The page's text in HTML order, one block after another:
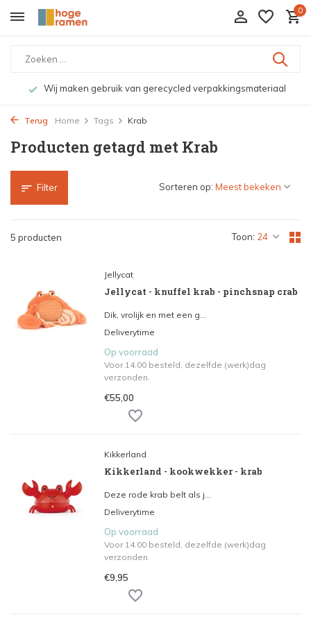
0
Wij maken gebruik van gerecycled verpakkingsmateriaal
Terug Home Tags Krab
Producten getagd met Krab
Filter
5 producten Toon:
Sorteren op:
Jellycat
Jellycat - knuffel krab - pinchsnap crab
Dik, vrolijk en met een g...
Deliverytime
Op voorraad
Voor 14.00 besteld, dezelfde (werk)dag
verzonden.
€55,00
Kikkerland
Kikkerland - kookwekker - krab
Deze rode krab belt als j...
Deliverytime
Op voorraad
Voor 14.00 besteld, dezelfde (werk)dag
verzonden.
€9,95